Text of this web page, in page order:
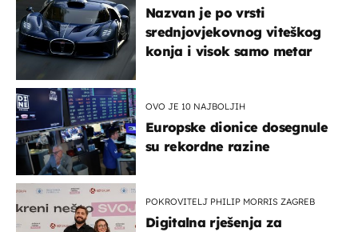
Nazvan je po vrsti
srednjovjekovnog viteškog
konja i visok samo metar
OVO JE 10 NAJBOLJIH
Europske dionice dosegnule
su rekordne razine
POKROVITELJ PHILIP MORRIS ZAGREB
Digitalna rješenja za